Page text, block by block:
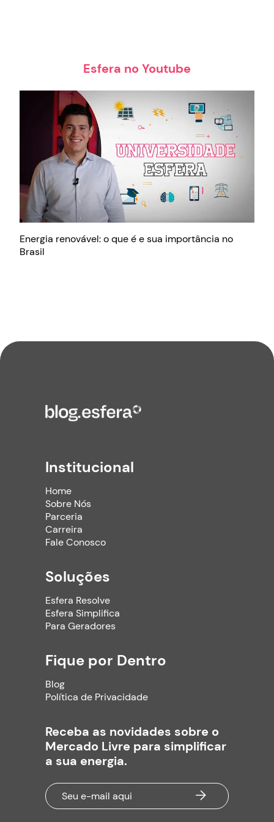
Esfera no Youtube
Energia renovável: o que é e sua importância no
Brasil
Institucional
Home
Sobre Nós
Parceria
Carreira
Fale Conosco
Soluções
Esfera Resolve
Esfera Simplifica
Para Geradores
Fique por Dentro
Blog
Política de Privacidade
Receba as novidades sobre o
Mercado Livre para simplificar
a sua energia.